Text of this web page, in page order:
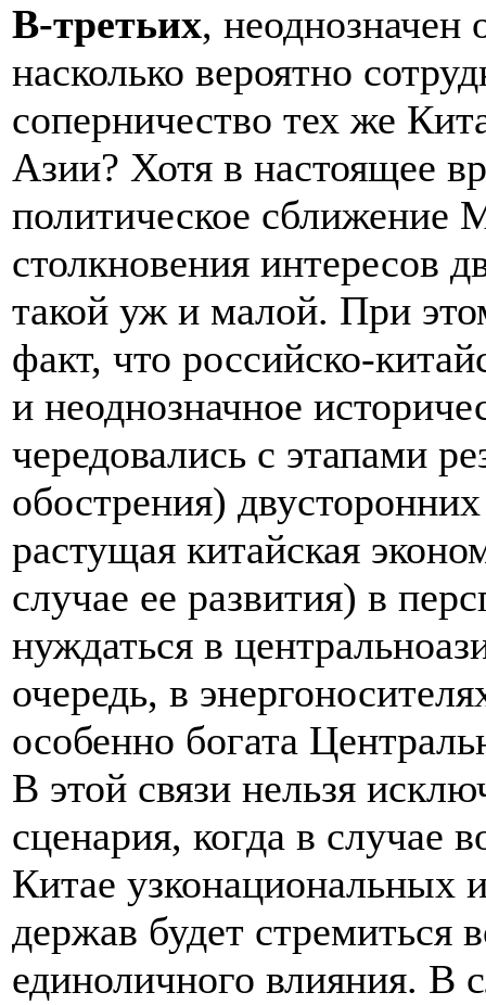
В-третьих, неоднозначен
насколько вероятно
соперничество тех же
Азии? Хотя в настоящее
политическое сближение
столкновения интересов
такой уж и малой. При
факт, что российско-
и неоднозначное
чередовались с этапами
обострения)
растущая китайская
случае ее развития) в
нуждаться в
очередь, в
особенно богата
В этой связи нельзя
сценария, когда в случае
Китае узконациональных
держав будет стремиться
единоличного влияния. В